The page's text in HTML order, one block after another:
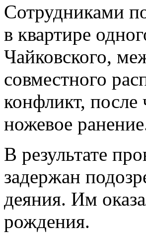
Сотрудниками
в квартире
Чайковского,
совместного
конфликт, после
ножевое
В результате
задержан
деяния. Им
рождения.